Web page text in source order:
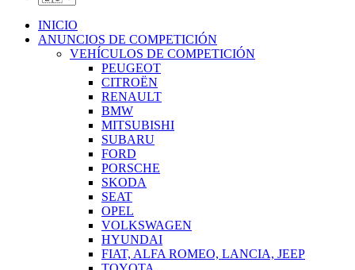
INICIO
ANUNCIOS DE COMPETICIÓN
VEHÍCULOS DE COMPETICIÓN
PEUGEOT
CITROËN
RENAULT
BMW
MITSUBISHI
SUBARU
FORD
PORSCHE
SKODA
SEAT
OPEL
VOLKSWAGEN
HYUNDAI
FIAT, ALFA ROMEO, LANCIA, JEEP